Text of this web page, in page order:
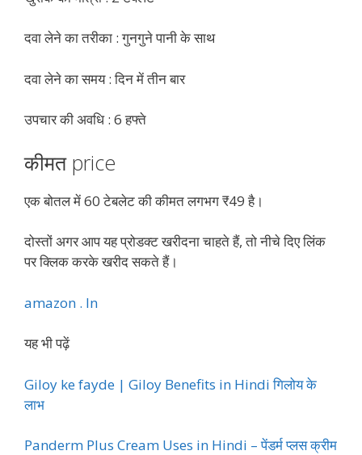
दवा लेने का तरीका : गुनगुने पानी के साथ
दवा लेने का समय : दिन में तीन बार
उपचार की अवधि : 6 हफ्ते
कीमत price
एक बोतल में 60 टेबलेट की कीमत लगभग ₹49 है।
दोस्तों अगर आप यह प्रोडक्ट खरीदना चाहते हैं, तो नीचे दिए लिंक
पर क्लिक करके खरीद सकते हैं।
amazon . In
यह भी पढ़ें
Giloy ke fayde | Giloy Benefits in Hindi गिलोय के
लाभ
Panderm Plus Cream Uses in Hindi – पेंडर्म प्लस क्रीम